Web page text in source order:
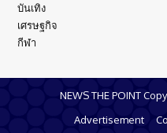
บันเทิง
เศรษฐกิจ
กีฬา
NEWS THE POINT
Advertisement